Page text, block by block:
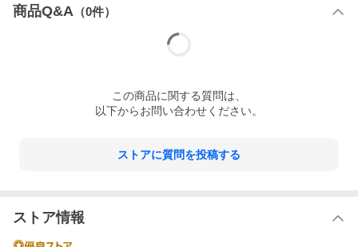
治天皇、大英帝国のヴィクトリア女王、ハプスブルク帝国のフラ
ンツ・ヨーゼフ１世、ドイツ帝国のヴィルヘルム２世、ロシア帝
国のニコライ２世、大清帝国の西太后の６人の同時代史比較から
商品Q&A （0件）
この商品に関する質問は、
以下からお問い合わせください。
ストアに質問を投稿する
ストア情報